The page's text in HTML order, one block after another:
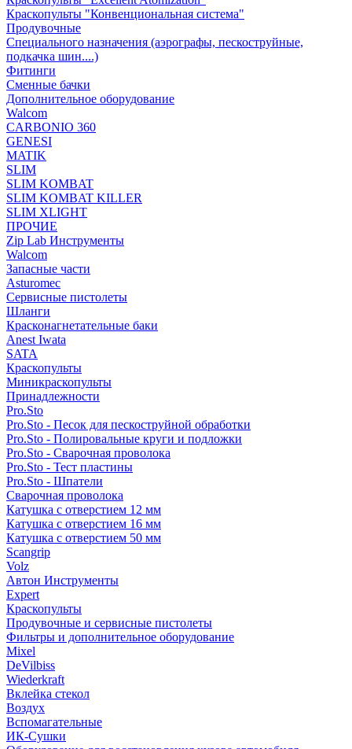
Краскопульты "Конвенциональная система"
Продувочные
Специального назначения (аэрографы, пескоструйные,
подкачка шин....)
Фитинги
Сменные бачки
Дополнительное оборудование
Walcom
CARBONIO 360
GENESI
MATIK
SLIM
SLIM KOMBAT
SLIM KOMBAT KILLER
SLIM XLIGHT
ПРОЧИЕ
Zip Lab Инструменты
Walсom
Запасные части
Asturomec
Сервисные пистолеты
Шланги
Красконагнетательные баки
Anest Iwata
SATA
Краскопульты
Миникраскопульты
Принадлежности
Pro.Sto
Pro.Sto - Песок для пескоструйной обработки
Pro.Sto - Полировальные круги и подложки
Pro.Sto - Сварочная проволока
Pro.Sto - Тест пластины
Pro.Sto - Шпатели
Сварочная проволока
Катушка с отверстием 12 мм
Катушка с отверстием 16 мм
Катушка с отверстием 50 мм
Scangrip
Volz
Автон Инструменты
Expert
Краскопульты
Продувочные и сервисные пистолеты
Фильтры и дополнительное оборудование
Mixel
DeVilbiss
Wiederkraft
Вклейка стекол
Воздух
Вспомагательные
ИК-Сушки